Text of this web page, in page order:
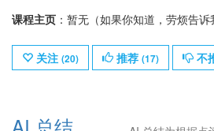
课程主页 ：暂无（如果你知道，劳烦告诉
关注 (20) 推荐 (17) 不